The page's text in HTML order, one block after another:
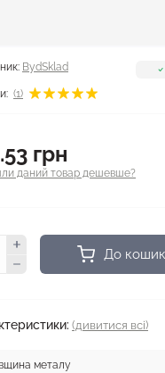
BydSklad
(1)
грн
даний товар дешевше?
До
(дивитися всі)
металу